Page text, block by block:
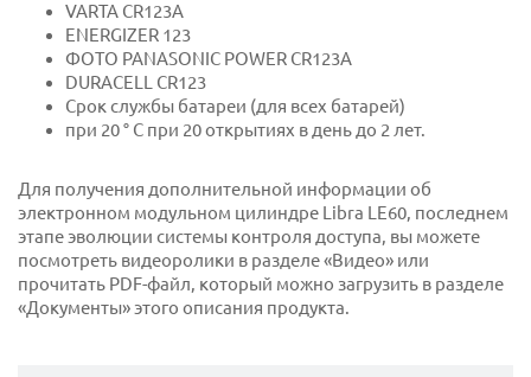
VARTA CR123A
ENERGIZER 123
ФОТО PANASONIC POWER CR123A
DURACELL CR123
Срок службы батареи (для всех батарей)
при 20 ° C при 20 открытиях в день до 2 лет.
Для получения дополнительной информации об
электронном модульном цилиндре Libra LE60, последнем
этапе эволюции системы контроля доступа, вы можете
посмотреть видеоролики в разделе «Видео» или
прочитать PDF-файл, который можно загрузить в разделе
«Документы» этого описания продукта.